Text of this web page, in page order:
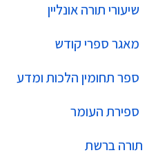
שיעורי תורה אונליין
מאגר ספרי קודש
ספר תחומין הלכות ומדע
ספירת העומר
תורה ברשת